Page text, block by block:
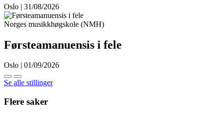
Oslo | 31/08/2026
Norges musikkhøgskole (NMH)
Førsteamanuensis i fele
Oslo | 01/09/2026
Se alle stillinger
Flere saker